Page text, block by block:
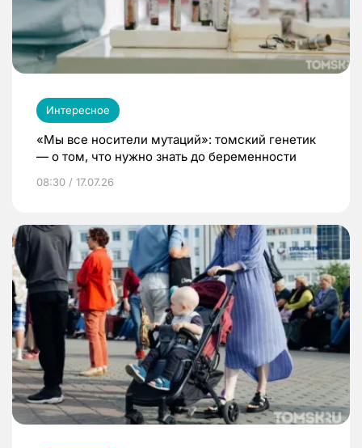
Интересное
«Мы все носители мутаций»: томский генетик
— о том, что нужно знать до беременности
08:30 / 17.07.26